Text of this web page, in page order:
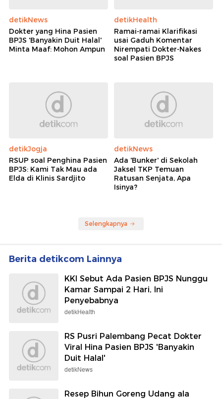
detikNews
Dokter yang Hina Pasien
BPJS 'Banyakin Duit Halal'
Minta Maaf: Mohon Ampun
detikHealth
Ramai-ramai Klarifikasi
usai Gaduh Komentar
Nirempati Dokter-Nakes
soal Pasien BPJS
detikJogja
RSUP soal Penghina Pasien
BPJS: Kami Tak Mau ada
Elda di Klinis Sardjito
detikNews
Ada 'Bunker' di Sekolah
Jaksel TKP Temuan
Ratusan Senjata, Apa
Isinya?
Selengkapnya
Berita detikcom Lainnya
KKI Sebut Ada Pasien BPJS Nunggu
Kamar Sampai 2 Hari, Ini
Penyebabnya
detikHealth
RS Pusri Palembang Pecat Dokter
Viral Hina Pasien BPJS 'Banyakin
Duit Halal'
detikNews
Resep Bihun Goreng Udang ala